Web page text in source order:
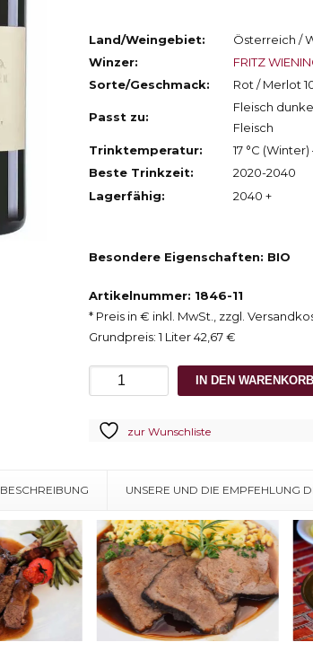
Land/Weingebiet:
Österreich /
Winzer:
FRITZ
Sorte/Geschmack:
Rot / Merlot
Passt zu:
Fleisch
Fleisch
Trinktemperatur:
17 °C (Winter)
Beste Trinkzeit:
2020-2040
Lagerfähig:
2040 +
Besondere Eigenschaften: BIO
Artikelnummer: 1846-11
* Preis in € inkl. MwSt., zzgl.
Grundpreis: 1 Liter 42,67 €
Wieninger
Grand
IN DEN WARENKORB
zur Wunschliste
BESCHREIBUNG UNSERE UND DIE EMPFEHLUNG